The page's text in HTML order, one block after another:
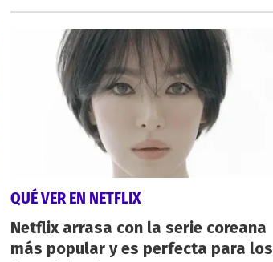
QUÉ VER EN NETFLIX
Netflix arrasa con la serie coreana
más popular y es perfecta para los